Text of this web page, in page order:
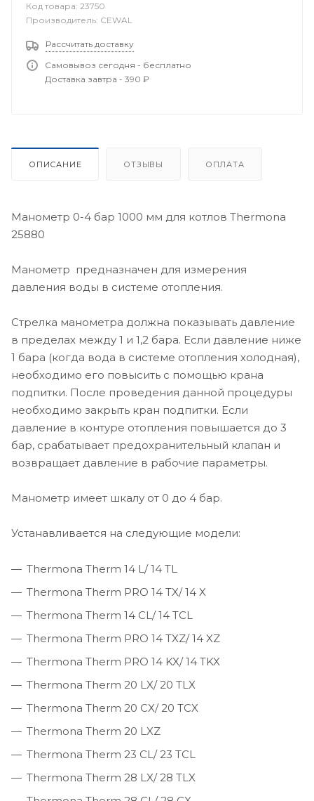
Код товара: 23750
Производитель: CEWAL
Рассчитать доставку
Самовывоз сегодня - бесплатно
Доставка завтра - 390 ₽
ОПИСАНИЕ ОТЗЫВЫ ОПЛАТА
Манометр 0-4 бар 1000 мм для котлов Thermona
25880
Манометр предназначен для измерения
давления воды в системе отопления.
Стрелка манометра должна показывать давление
в пределах между 1 и 1,2 бара. Если давление ниже
1 бара (когда вода в системе отопления холодная),
необходимо его повысить с помощью крана
подпитки. После проведения данной процедуры
необходимо закрыть кран подпитки. Если
давление в контуре отопления повышается до 3
бар, срабатывает предохранительный клапан и
возвращает давление в рабочие параметры.
Манометр имеет шкалу от 0 до 4 бар.
Устанавливается на следующие модели:
Thermona Therm 14 L/ 14 TL
Thermona Therm PRO 14 TX/ 14 X
Thermona Therm 14 CL/ 14 TCL
Thermona Therm PRO 14 TXZ/ 14 XZ
Thermona Therm PRO 14 KX/ 14 TKX
Thermona Therm 20 LX/ 20 TLX
Thermona Therm 20 CX/ 20 TCX
Thermona Therm 20 LXZ
Thermona Therm 23 CL/ 23 TCL
Thermona Therm 28 LX/ 28 TLX